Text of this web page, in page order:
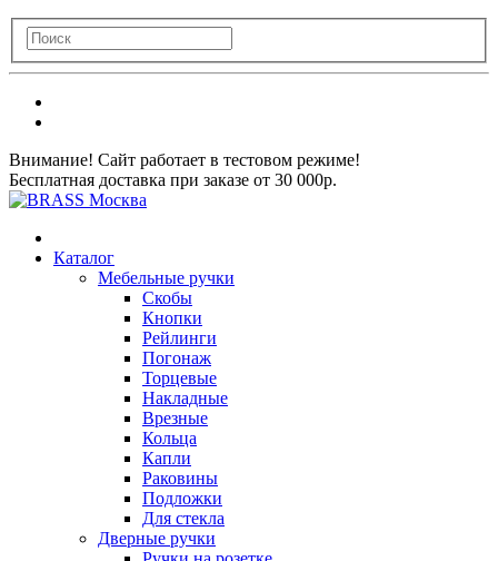
Внимание! Сайт работает в тестовом режиме!
Бесплатная доставка при заказе от 30 000р.
Каталог
Мебельные ручки
Скобы
Кнопки
Рейлинги
Погонаж
Торцевые
Накладные
Врезные
Кольца
Капли
Раковины
Подложки
Для стекла
Дверные ручки